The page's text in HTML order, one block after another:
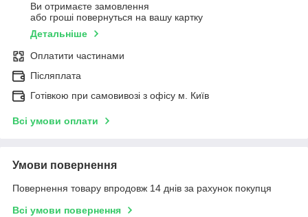
Ви отримаєте замовлення
або гроші повернуться на вашу картку
Детальніше
Оплатити частинами
Післяплата
Готівкою при самовивозі з офісу м. Київ
Всі умови оплати
Умови повернення
Повернення товару впродовж 14 днів за рахунок покупця
Всі умови повернення